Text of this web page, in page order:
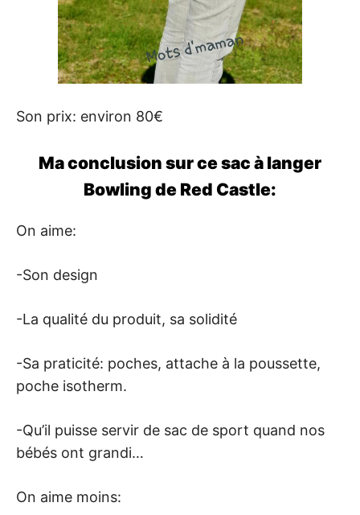
Son prix: environ 80€
Ma conclusion sur ce sac à langer
Bowling de Red Castle:
On aime:
-Son design
-La qualité du produit, sa solidité
-Sa praticité: poches, attache à la poussette,
poche isotherm.
-Qu’il puisse servir de sac de sport quand nos
bébés ont grandi…
On aime moins: